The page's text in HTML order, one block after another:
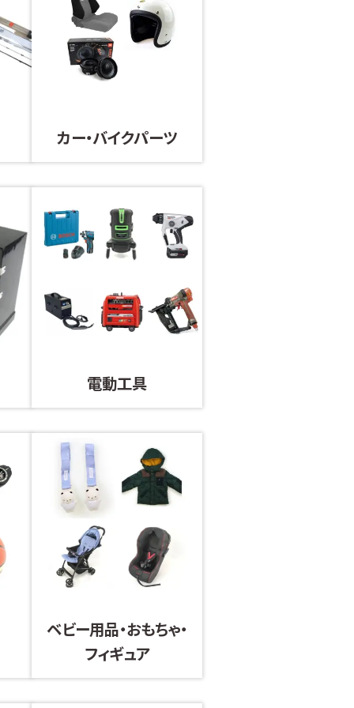
カー・バイクパーツ
電動工具
ベビー用品・おもちゃ・
フィギュア